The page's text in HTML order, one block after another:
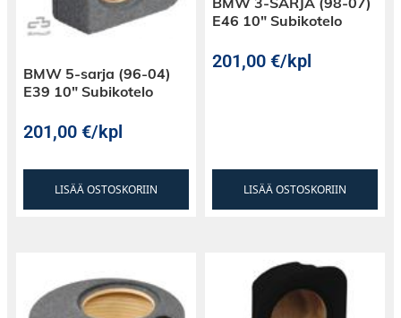
BMW 5-sarja (96-04)
E39 10″ Subikotelo
201,00€/kpl
LISÄÄ OSTOSKORIIN
E46 10″ Subikotelo
201,00€/kpl
LISÄÄ OSTOSKORIIN